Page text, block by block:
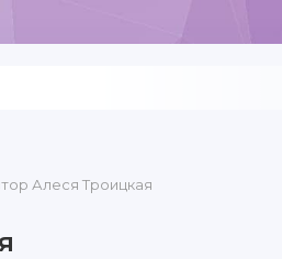
Алеся Троицкая